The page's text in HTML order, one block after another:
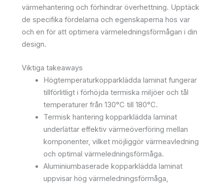
värmehantering och förhindrar överhettning. Upptäck
de specifika fördelarna och egenskaperna hos var
och en för att optimera värmeledningsförmågan i din
design.
Viktiga takeaways
Högtemperaturkopparklädda laminat fungerar
tillförlitligt i förhöjda termiska miljöer och tål
temperaturer från 130°C till 180°C.
Termisk hantering kopparklädda laminat
underlättar effektiv värmeöverföring mellan
komponenter, vilket möjliggör värmeavledning
och optimal värmeledningsförmåga.
Aluminiumbaserade kopparklädda laminat
uppvisar hög värmeledningsförmåga,